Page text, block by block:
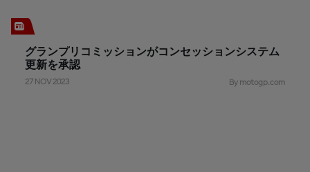
グランプリコミッションがコンセッションシステム
更新を承認
27 NOV 2023 By motogp.com